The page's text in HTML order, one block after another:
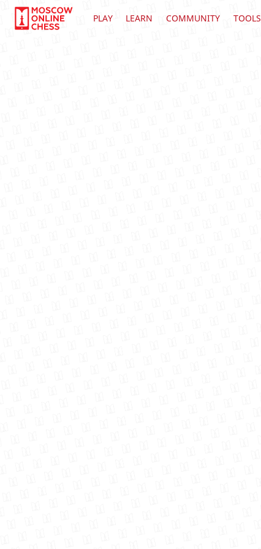
PLAY LEARN COMMUNITY TOOLS